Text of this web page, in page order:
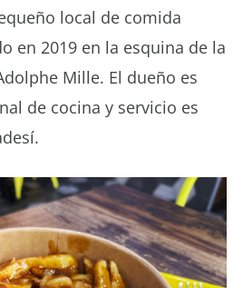
local de comida
en 2019 en la esquina de la
Mille. El dueño es
de cocina y servicio es